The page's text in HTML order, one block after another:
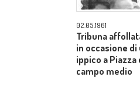
02.05.1961
Tribuna
in occasione
ippico a Piazza
campo medio